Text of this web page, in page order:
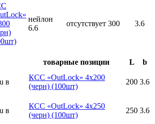
нейлон
6.6
отсутствует 300 3.6
товарные позиции L
b
КСС «OutLock» 4x200
(черн) (100шт)
200 3.6
КСС «OutLock» 4x250
(черн) (100шт)
250 3.6